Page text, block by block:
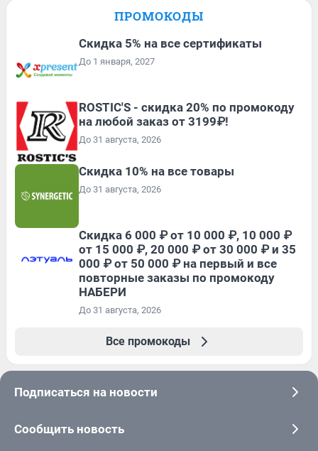
ПРОМОКОДЫ
Скидка 5% на все сертификаты
До 1 января, 2027
ROSTIC'S - скидка 20% по промокоду
на любой заказ от 3199₽!
До 31 августа, 2026
Скидка 10% на все товары
До 31 августа, 2026
Скидка 6 000 ₽ от 10 000 ₽, 10 000 ₽
от 15 000 ₽, 20 000 ₽ от 30 000 ₽ и 35
000 ₽ от 50 000 ₽ на первый и все
повторные заказы по промокоду
НАБЕРИ
До 31 августа, 2026
Все промокоды
Подписаться на новости
Сообщить новость